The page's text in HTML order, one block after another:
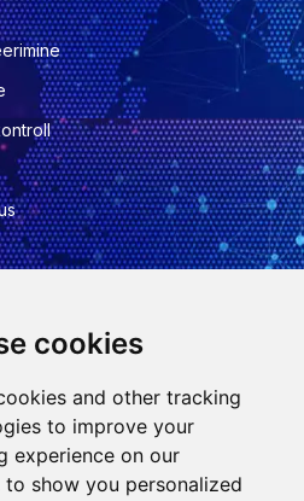
cookies
and other tracking
to improve your
experience on our
to show you personalized